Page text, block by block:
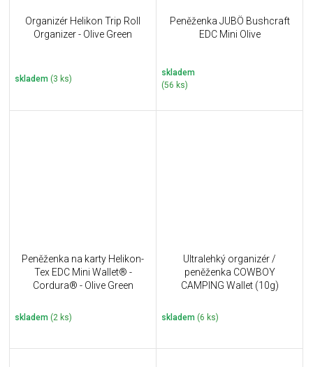
Organizér Helikon Trip Roll
Organizer - Olive Green
skladem (3 ks)
Peněženka JUBÖ Bushcraft
EDC Mini Olive
skladem
(56 ks)
Peněženka na karty Helikon-
Tex EDC Mini Wallet® -
Cordura® - Olive Green
skladem (2 ks)
Ultralehký organizér /
peněženka COWBOY
CAMPING Wallet (10g)
skladem (6 ks)